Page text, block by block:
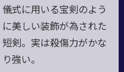
儀式に用いる宝剣のよう
に美しい装飾が為された
短剣。実は殺傷力がかな
り強い。